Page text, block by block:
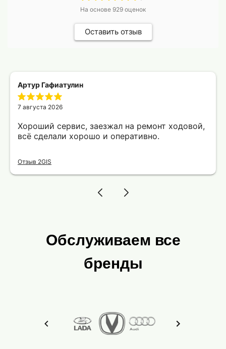
На основе 929 оценок
Оставить отзыв
Артур Гафиатулин
7 августа 2026
Хороший сервис, заезжал на ремонт ходовой,
всё сделали хорошо и оперативно.
Отзыв 2GIS
Обслуживаем все
бренды